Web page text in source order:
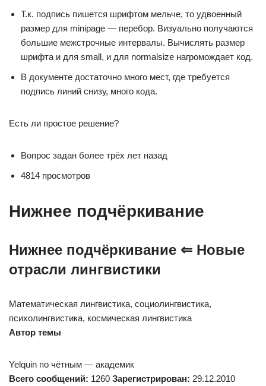
Т.к. подпись пишется шрифтом мельче, то удвоенный
размер для minipage — перебор. Визуально получаются
большие межстрочные интервалы. Вычислять размер
шрифта и для small, и для normalsize нагромождает код.
В документе достаточно много мест, где требуется
подпись линий снизу, много кода.
Есть ли простое решение?
Вопрос задан более трёх лет назад
4814 просмотров
Нижнее подчёркивание
Нижнее подчёркивание ⇐ Новые
отрасли лингвистики
Математическая лингвистика, социолингвистика,
психолингвистика, космическая лингвистика
Автор темы
Yelquin по чётным — академик
Всего сообщений: 1260 Зарегистрирован: 29.12.2010